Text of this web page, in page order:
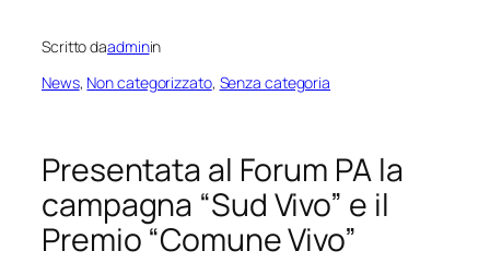
Scritto daadminin
News, Non categorizzato, Senza categoria
Presentata al Forum PA la
campagna “Sud Vivo” e il
Premio “Comune Vivo”